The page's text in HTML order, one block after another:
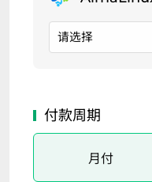
请选择
月付